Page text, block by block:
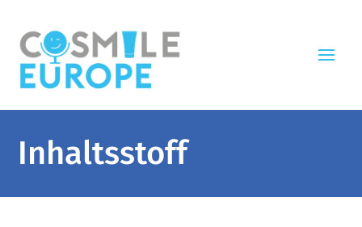
Inhaltsstoff